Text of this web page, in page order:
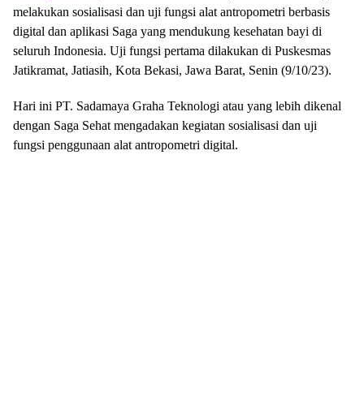
melakukan sosialisasi dan uji fungsi alat antropometri berbasis
digital dan aplikasi Saga yang mendukung kesehatan bayi di
seluruh Indonesia. Uji fungsi pertama dilakukan di Puskesmas
Jatikramat, Jatiasih, Kota Bekasi, Jawa Barat, Senin (9/10/23).
Hari ini PT. Sadamaya Graha Teknologi atau yang lebih dikenal
dengan Saga Sehat mengadakan kegiatan sosialisasi dan uji
fungsi penggunaan alat antropometri digital.